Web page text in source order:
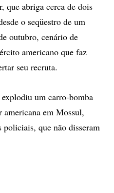
que abriga cerca de dois
o seqüestro de um
outubro, cenário de
americano que faz
seu recruta.
um carro-bomba
em Mossul,
policiais, que não disseram